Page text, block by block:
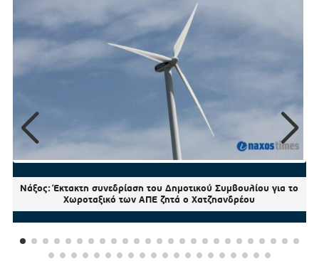
Νάξος: Έκτακτη συνεδρίαση του Δημοτικού Συμβουλίου για το
Χωροταξικό των ΑΠΕ ζητά ο Χατζηανδρέου